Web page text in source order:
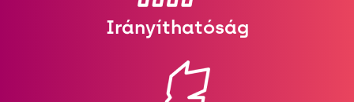
Irányíthatóság